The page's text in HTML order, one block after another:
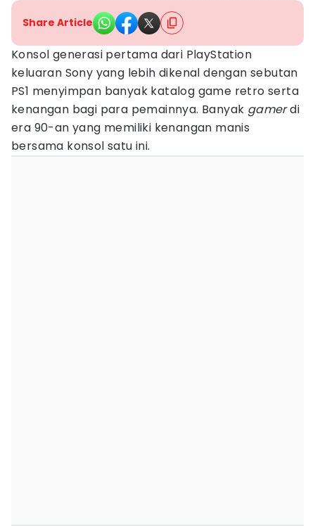
Share Article
Konsol generasi pertama dari PlayStation
keluaran Sony yang lebih dikenal dengan sebutan
PS1 menyimpan banyak katalog game retro serta
kenangan bagi para pemainnya. Banyak gamerdi
era 90-an yang memiliki kenangan manis
bersama konsol satu ini.